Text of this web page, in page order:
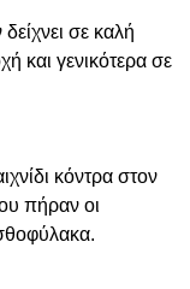
σε καλή
και γενικότερα σε
κόντρα στον
πήραν οι